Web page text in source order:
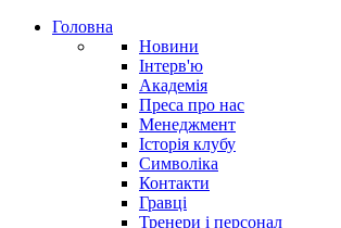
Головна
Новини
Інтерв'ю
Академія
Преса про нас
Менеджмент
Історія клубу
Символіка
Контакти
Гравці
Тренери і персонал